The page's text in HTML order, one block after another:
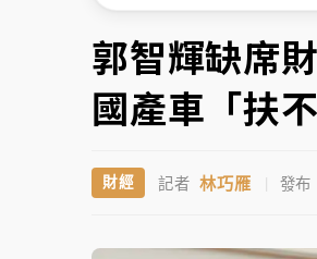
故宮《龍藏經》特展第
台東農業處長涉圖利渡
女律師陳昱瑄詐慈濟10
▲
▼
郭智輝缺席
國產車「扶
財經 記者 林巧雁 | 發布